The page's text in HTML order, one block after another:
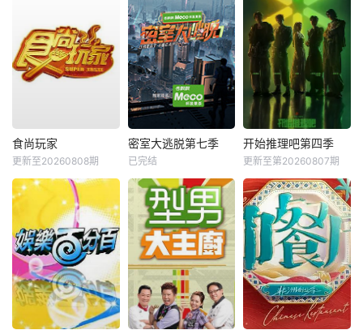
食尚玩家
更新至20260808期
密室大逃脱第七季
已完结
开始推理吧第四季
更新至第20260807期